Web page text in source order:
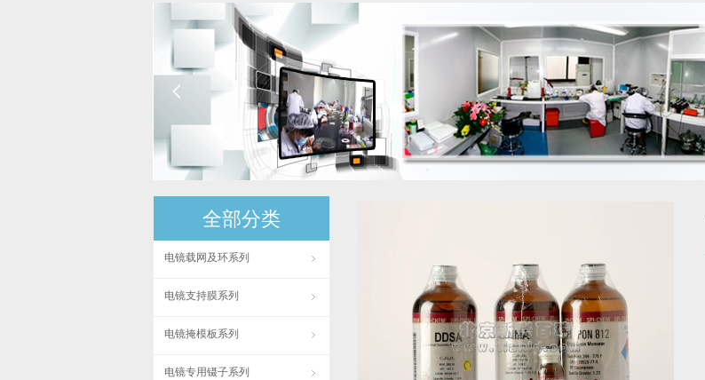
넳
全部分类
ꁇ
电镜载网及环系列
ꁇ
电镜支持膜系列
ꁇ
电镜掩模板系列
ꁇ
电镜专用镊子系列